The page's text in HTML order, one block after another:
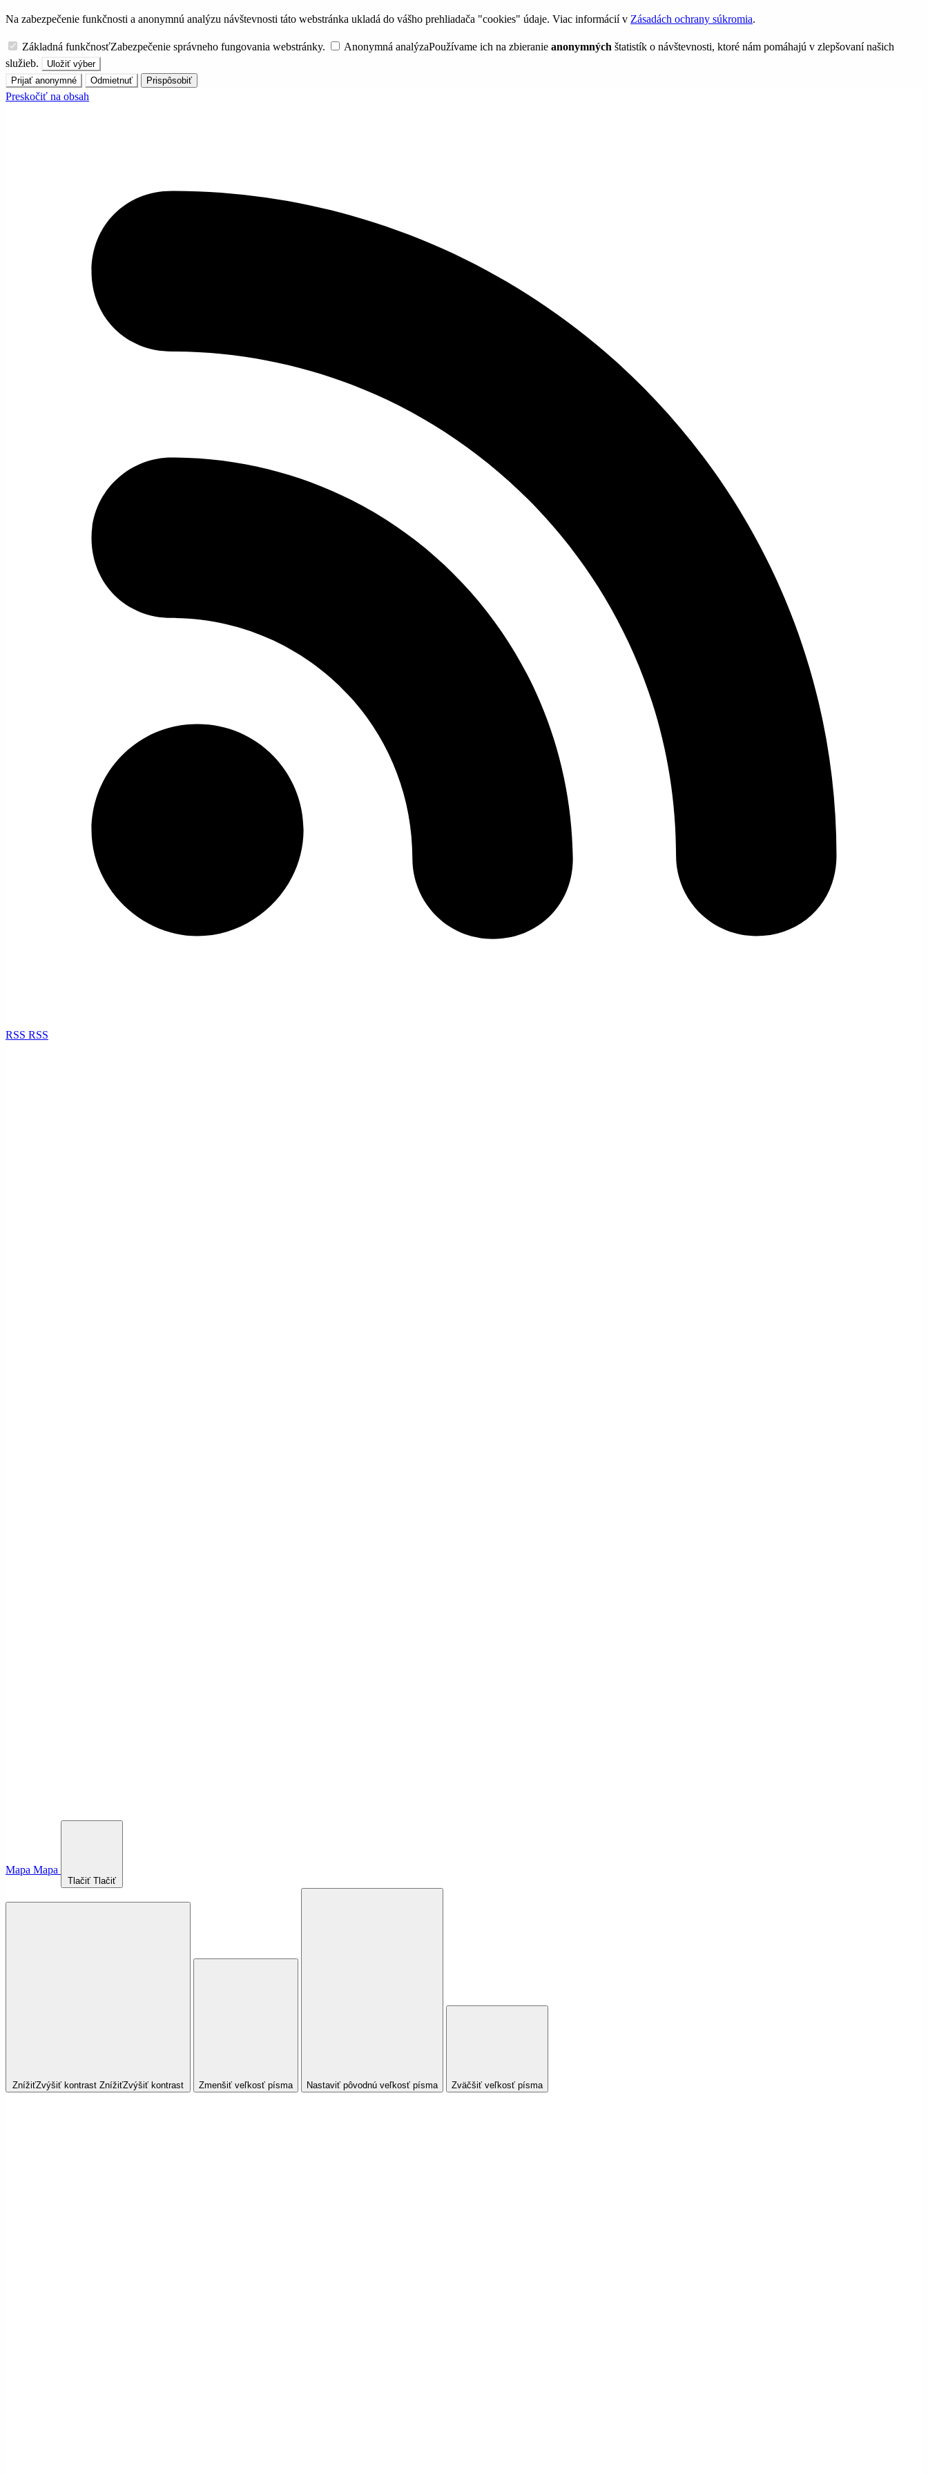
Na zabezpečenie funkčnosti a anonymnú analýzu návštevnosti táto webstránka ukladá do vášho prehliadača "cookies" údaje. Viac informácií v Zásadách ochrany súkromia.
Základná funkčnosťZabezpečenie správneho fungovania webstránky. Anonymná analýzaPoužívame ich na zbieranie anonymných štatistík o návštevnosti, ktoré nám pomáhajú v zlepšovaní našich
služieb.
Uložiť výber
Prijať anonymné
Odmietnuť Prispôsobiť
Preskočiť na obsah
RSS RSS
Mapa Mapa
Tlačiť Tlačiť
ZnížiťZvýšiť kontrast ZnížiťZvýšiť kontrast Zmenšiť veľkosť písma Nastaviť pôvodnú veľkosť písma Zväčšiť veľkosť písma